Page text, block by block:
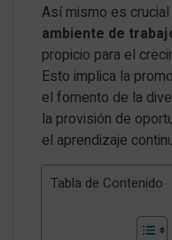
Así mismo es
ambiente de
propicio para el
Esto implica la
el fomento de la
la provisión de
el aprendizaje
Tabla de Contenido